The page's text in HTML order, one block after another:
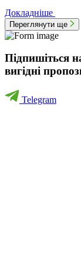
Докладніше
Переглянути ще
Підпишіться
вигідні
Telegram